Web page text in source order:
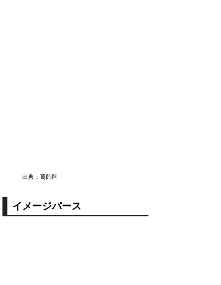
出典：葛飾区
イメージパース